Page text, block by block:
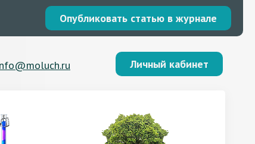
Опубликовать статью в журнале
Личный кабинет